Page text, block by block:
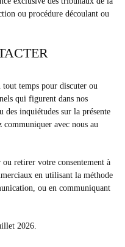
ou procédure découlant ou
tout temps pour discuter ou
qui figurent dans nos
des inquiétudes sur la présente
avec nous au
ou retirer votre consentement à
en utilisant la méthode
ou en communiquant
2026.